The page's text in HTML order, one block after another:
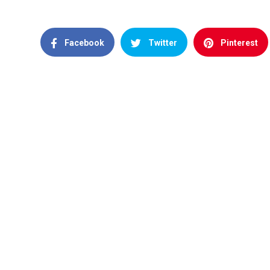
Facebook Twitter Pinterest